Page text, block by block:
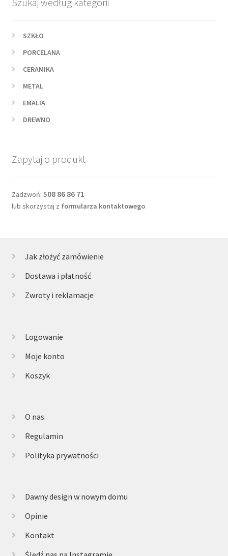
SZKŁO
PORCELANA
CERAMIKA
METAL
EMALIA
DREWNO
Zapytaj o produkt
Zadzwoń: 508 86 86 71
lub skorzystaj z formularza kontaktowego.
Jak złożyć zamówienie
Dostawa i płatność
Zwroty i reklamacje
Logowanie
Moje konto
Koszyk
O nas
Regulamin
Polityka prywatności
Dawny design w nowym domu
Opinie
Kontakt